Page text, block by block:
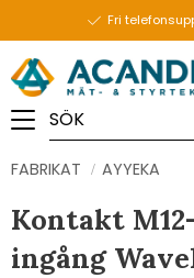
Fri
FABRIKAT AYYEKA
Kontakt
ingång